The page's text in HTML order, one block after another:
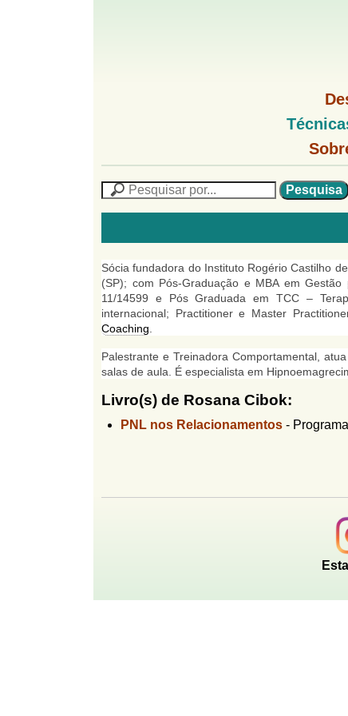
l
f
i
n
h
o
N
L
o
M
e
n
u
F
m
u
l
á
r
i
o
b
e
i
s
a
n
o
G
o
l
h
Sócia fundadora do Instituto Rogério Castilho de
(SP); com Pós-Graduação e MBA em
11/14599 e Pós Graduada em TCC –
internacional; Practitioner e Master
Coaching
Palestrante e Treinadora Comportamental,
salas de aula. É especialista em
Livro(s) de Rosana Cibok:
PNL nos Relacionamentos -